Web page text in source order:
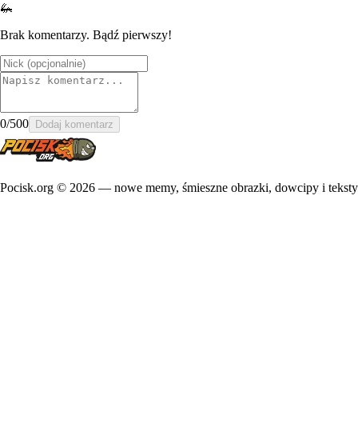
🦗
Brak komentarzy. Bądź pierwszy!
0/500 Dodaj komentarz
Pocisk.org © 2026 — nowe memy, śmieszne obrazki, dowcipy i teksty